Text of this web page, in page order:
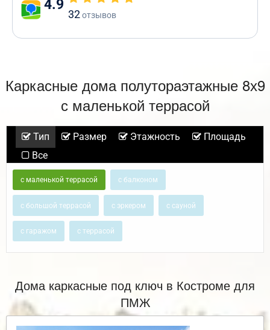
4.9
32отзывов
Каркасные дома полутораэтажные 8х9
с маленькой террасой
Тип Размер Этажность
Площадь
Все
с маленькой террасой с балконом
с большой террасой с эркером с сауной
с гаражом с террасой
Дома каркасные под ключ в Костроме для
ПМЖ